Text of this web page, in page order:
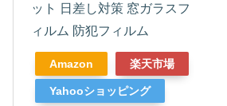
ット 日差し対策 窓ガラスフ
ィルム 防犯フィルム
Amazon 楽天市場
Yahooショッピング